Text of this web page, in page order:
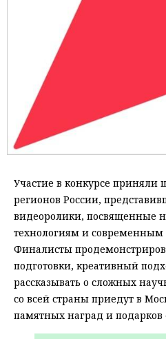
Участие в конкурсе
регионов России,
видеоролики, посвященные
технологиям и современным
Финалисты
подготовки, креативный
рассказывать о сложных
со всей страны приедут в
памятных наград и подарков